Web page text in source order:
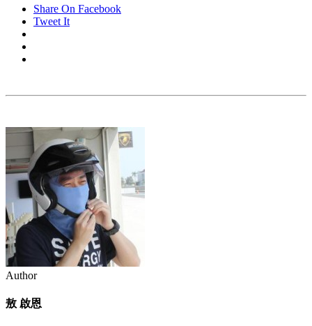
Share On Facebook
Tweet It
Author
敖 啟恩